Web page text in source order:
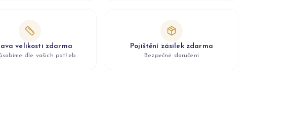
velikosti zdarma
dle vašich potřeb
Pojištění zásilek zdarma
Bezpečné doručení